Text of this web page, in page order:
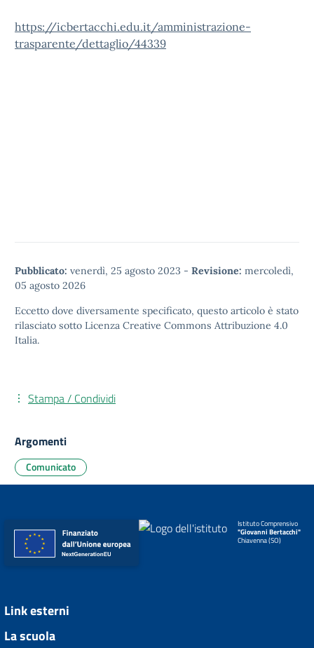
https://icbertacchi.edu.it/amministrazione-
trasparente/dettaglio/44339
Pubblicato: venerdì, 25 agosto 2023 - Revisione: mercoledì,
05 agosto 2026
Eccetto dove diversamente specificato, questo articolo è stato
rilasciato sotto Licenza Creative Commons Attribuzione 4.0
Italia.
Stampa / Condividi
Argomenti
Comunicato
Istituto Comprensivo
"Giovanni Bertacchi"
Chiavenna (SO)
Link esterni
La scuola